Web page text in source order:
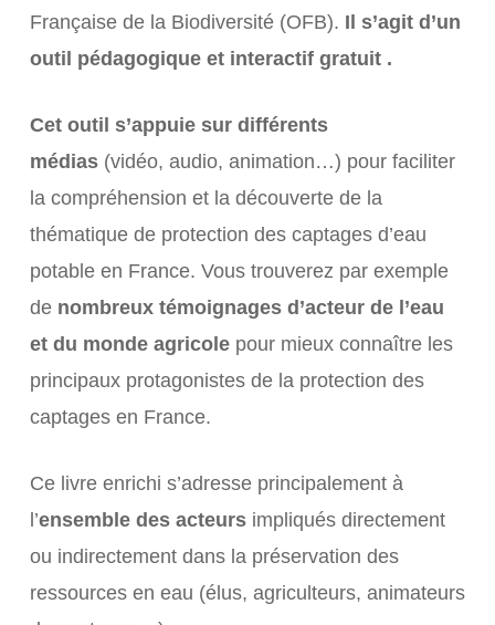
Française de la Biodiversité (OFB). Il s’agit d’un
outil pédagogique et interactif gratuit .
Cet outil s’appuie sur différents
médias(vidéo, audio, animation…) pour faciliter
la compréhension et la découverte de la
thématique de protection des captages d’eau
potable en France. Vous trouverez par exemple
denombreux témoignages d’acteur de l’eau
et du monde agricolepour mieux connaître les
principaux protagonistes de la protection des
captages en France.
Ce livre enrichi s’adresse principalement à
l’ensemble des acteursimpliqués directement
ou indirectement dans la préservation des
ressources en eau (élus, agriculteurs, animateurs